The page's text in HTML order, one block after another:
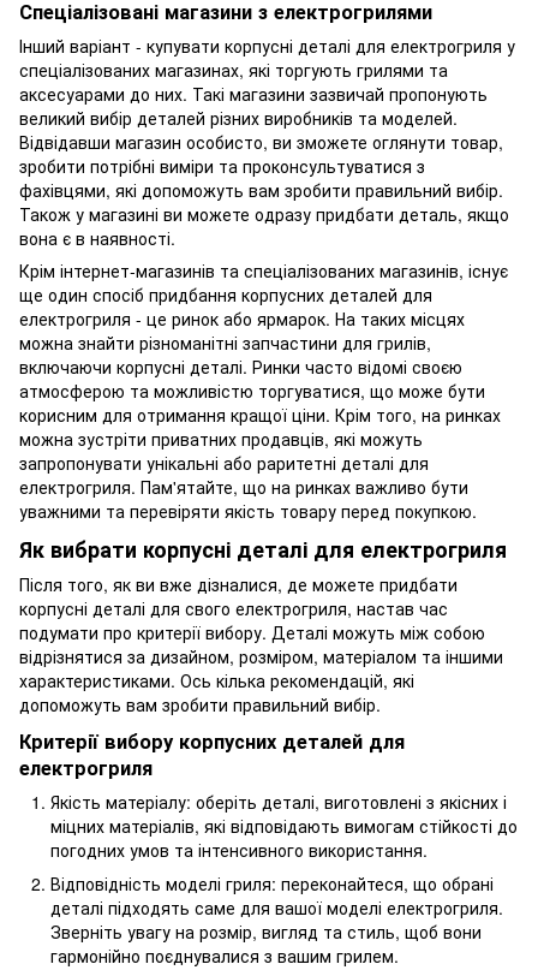
Спеціалізовані магазини з електрогрилями
Інший варіант - купувати корпусні деталі для електрогриля у
спеціалізованих магазинах, які торгують грилями та
аксесуарами до них. Такі магазини зазвичай пропонують
великий вибір деталей різних виробників та моделей.
Відвідавши магазин особисто, ви зможете оглянути товар,
зробити потрібні виміри та проконсультуватися з
фахівцями, які допоможуть вам зробити правильний вибір.
Також у магазині ви можете одразу придбати деталь, якщо
вона є в наявності.
Крім інтернет-магазинів та спеціалізованих магазинів, існує
ще один спосіб придбання корпусних деталей для
електрогриля - це ринок або ярмарок. На таких місцях
можна знайти різноманітні запчастини для грилів,
включаючи корпусні деталі. Ринки часто відомі своєю
атмосферою та можливістю торгуватися, що може бути
корисним для отримання кращої ціни. Крім того, на ринках
можна зустріти приватних продавців, які можуть
запропонувати унікальні або раритетні деталі для
електрогриля. Пам'ятайте, що на ринках важливо бути
уважними та перевіряти якість товару перед покупкою.
Як вибрати корпусні деталі для електрогриля
Після того, як ви вже дізналися, де можете придбати
корпусні деталі для свого електрогриля, настав час
подумати про критерії вибору. Деталі можуть між собою
відрізнятися за дизайном, розміром, матеріалом та іншими
характеристиками. Ось кілька рекомендацій, які
допоможуть вам зробити правильний вибір.
Критерії вибору корпусних деталей для
електрогриля
Якість матеріалу: оберіть деталі, виготовлені з якісних і
міцних матеріалів, які відповідають вимогам стійкості до
погодних умов та інтенсивного використання.
Відповідність моделі гриля: переконайтеся, що обрані
деталі підходять саме для вашої моделі електрогриля.
Зверніть увагу на розмір, вигляд та стиль, щоб вони
гармонійно поєднувалися з вашим грилем.